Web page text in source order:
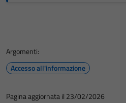
Argomenti:
Accesso all'informazione
Pagina aggiornata il 23/02/2026